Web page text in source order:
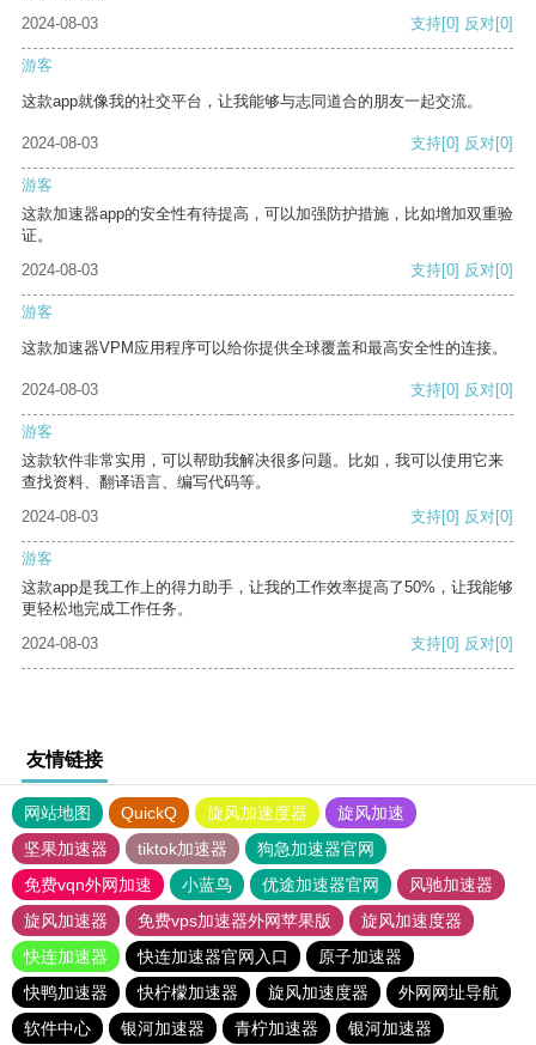
2024-08-03
支持[0] 反对[0]
游客
这款app就像我的社交平台，让我能够与志同道合的朋友一起交流。
2024-08-03 支持[0] 反对[0]
游客
这款加速器app的安全性有待提高，可以加强防护措施，比如增加双重验
证。
2024-08-03
支持[0] 反对[0]
游客
这款加速器VPM应用程序可以给你提供全球覆盖和最高安全性的连接。
2024-08-03 支持[0] 反对[0]
游客
这款软件非常实用，可以帮助我解决很多问题。比如，我可以使用它来
查找资料、翻译语言、编写代码等。
2024-08-03
支持[0] 反对[0]
游客
这款app是我工作上的得力助手，让我的工作效率提高了50%，让我能够
更轻松地完成工作任务。
2024-08-03
支持[0] 反对[0]
友情链接
网站地图 QuickQ 旋风加速度器
旋风加速
坚果加速器
tiktok加速器
狗急加速器官网
免费vqn外网加速
小蓝鸟 优途加速器官网
风驰加速器
旋风加速器
免费vps加速器外网苹果版
旋风加速度器
快连加速器
快连加速器官网入口
原子加速器
快鸭加速器
快柠檬加速器 旋风加速度器
外网网址导航
软件中心
银河加速器 青柠加速器 银河加速器